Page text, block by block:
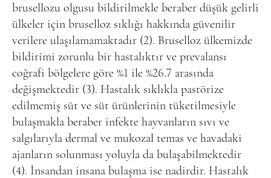
brusellozu olgusu bildirilmekle beraber düşük gelirli
ülkeler için bruselloz sıklığı hakkında güvenilir
verilere ulaşılamamaktadır (2). Bruselloz ülkemizde
bildirimi zorunlu bir hastalıktır ve prevalansı
coğrafi bölgelere göre %1 ile %26.7 arasında
değişmektedir (3). Hastalık sıklıkla pastörize
edilmemiş süt ve süt ürünlerinin tüketilmesiyle
bulaşmakla beraber infekte hayvanların sıvı ve
salgılarıyla dermal ve mukozal temas ve havadaki
ajanların solunması yoluyla da bulaşabilmektedir
(4). İnsandan insana bulaşma ise nadirdir. Hastalık